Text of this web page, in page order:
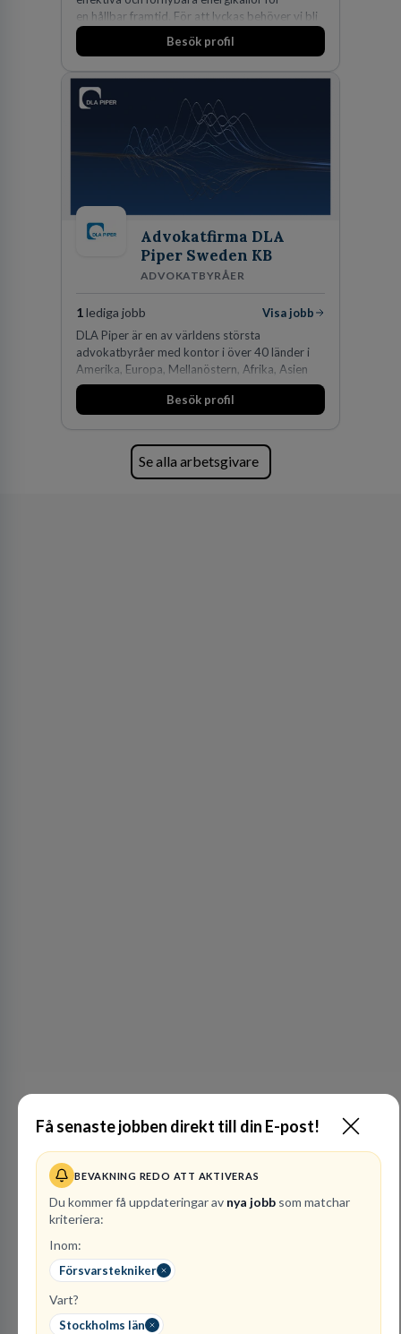
Få senaste jobben direkt till din E-post!
BEVAKNING REDO ATT AKTIVERAS
Du kommer få uppdateringar av nya jobb som matchar
kriteriera:
Inom:
Försvarstekniker
Vart?
Stockholms län
en hållbar framtid. För att lyckas behöver vi bli
fler medarbetare som vill göra skillnad.
Besök profil
Advokatfirma DLA
Piper Sweden KB
ADVOKATBYRÅER
1lediga jobb
Visa jobb
DLA Piper är en av världens största
advokatbyråer med kontor i över 40 länder i
Amerika, Europa, Mellanöstern, Afrika, Asien
och Oceanien. Vi är specialister inom
affärsjuridikens alla områden och vi har några
Köpenhamn, Århus, Oslo och Helsingfors kan vi
på DLA Piper erbjuda våra klienter en unik,
Besök profil
Se alla arbetsgivare